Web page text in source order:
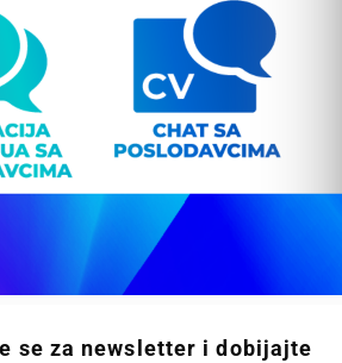
se za newsletter i dobijajte